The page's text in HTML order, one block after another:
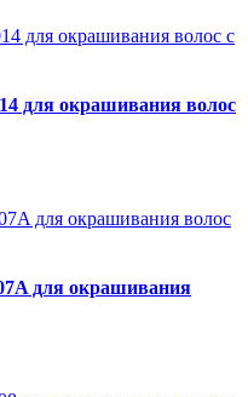
для окрашивания волос
для окрашивания